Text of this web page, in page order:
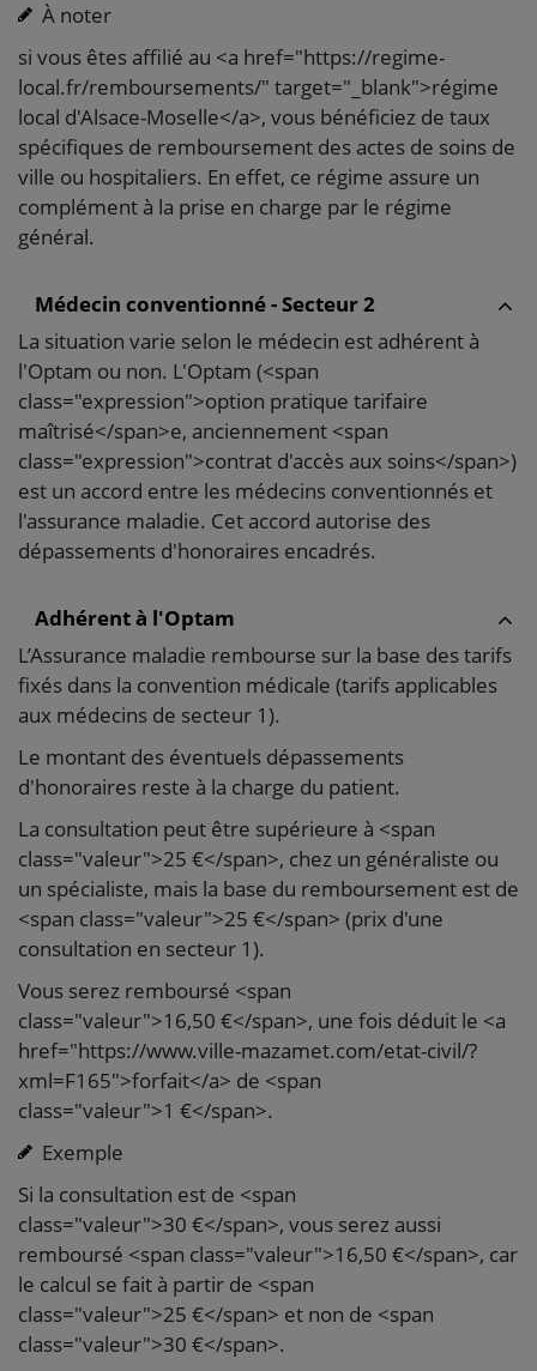
À noter
si vous êtes affilié au <a href="https://regime-
local.fr/remboursements/" target="_blank">régime
local d'Alsace-Moselle</a>, vous bénéficiez de taux
spécifiques de remboursement des actes de soins de
ville ou hospitaliers. En effet, ce régime assure un
complément à la prise en charge par le régime
général.
Médecin conventionné - Secteur 2
La situation varie selon le médecin est adhérent à
l'Optam ou non. L'Optam (<span
class="expression">option pratique tarifaire
maîtrisé</span>e, anciennement <span
class="expression">contrat d'accès aux soins</span>)
est un accord entre les médecins conventionnés et
l'assurance maladie. Cet accord autorise des
dépassements d'honoraires encadrés.
Adhérent à l'Optam
L’Assurance maladie rembourse sur la base des tarifs
fixés dans la convention médicale (tarifs applicables
aux médecins de secteur 1).
Le montant des éventuels dépassements
d'honoraires reste à la charge du patient.
La consultation peut être supérieure à <span
class="valeur">25 €</span>, chez un généraliste ou
un spécialiste, mais la base du remboursement est de
<span class="valeur">25 €</span> (prix d'une
consultation en secteur 1).
Vous serez remboursé <span
class="valeur">16,50 €</span>, une fois déduit le <a
href="https://www.ville-mazamet.com/etat-civil/?
xml=F165">forfait</a> de <span
class="valeur">1 €</span>.
Exemple
Si la consultation est de <span
class="valeur">30 €</span>, vous serez aussi
remboursé <span class="valeur">16,50 €</span>, car
le calcul se fait à partir de <span
class="valeur">25 €</span> et non de <span
class="valeur">30 €</span>.